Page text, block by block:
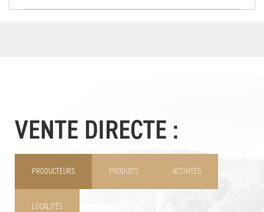
VENTE DIRECTE :
PRODUCTEURS PRODUITS ACTIVITÉS
LOCALITÉS